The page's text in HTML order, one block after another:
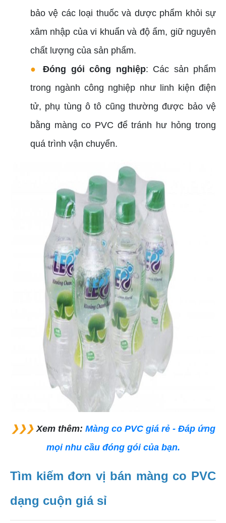
bảo vệ các loại thuốc và dược phẩm khỏi sự
xâm nhập của vi khuẩn và độ ẩm, giữ nguyên
chất lượng của sản phẩm.
●
Đóng gói công nghiệp: Các sản phẩm
trong ngành công nghiệp như linh kiện điện
tử, phụ tùng ô tô cũng thường được bảo vệ
bằng màng co PVC để tránh hư hỏng trong
quá trình vận chuyển.
❯❯❯ Xem thêm: Màng co PVC giá rẻ - Đáp ứng
mọi nhu cầu đóng gói của bạn.
Tìm kiếm đơn vị bán màng co PVC
dạng cuộn giá sỉ